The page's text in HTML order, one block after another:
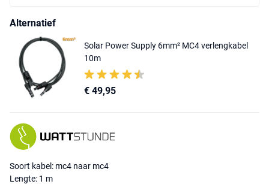
Alternatief
Solar Power Supply 6mm² MC4 verlengkabel
10m
€ 49,95
Soort kabel: mc4 naar mc4
Lengte: 1 m